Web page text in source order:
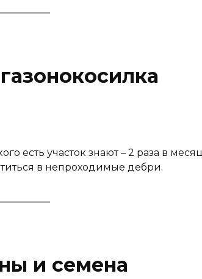
есть участок знают – 2 раза в месяц
в непроходимые дебри.
и семена